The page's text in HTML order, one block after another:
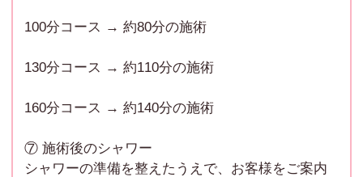
シフトのご相談や追加講習の希望なども、このタイミ
100分コース → 約80分の施術
130分コース → 約110分の施術
160分コース → 約140分の施術
⑦ 施術後のシャワー
シャワーの準備を整えたうえで、お客様をご案内